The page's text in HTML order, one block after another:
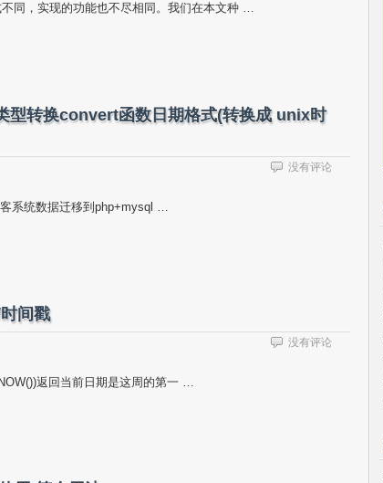
同，实现的功能也不尽相同。我们在本文种 …
转换convert函数日期格式(转换成 unix时
没有评论
系统数据迁移到php+mysql …
间戳
没有评论
返回当前日期是这周的第一 …